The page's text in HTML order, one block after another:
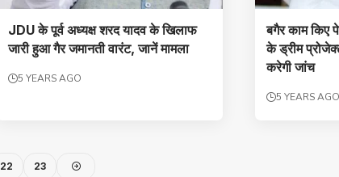
JDU के पूर्व अध्यक्ष शरद यादव के खिलाफ
जारी हुआ गैर जमानती वारंट, जानें मामला
5 YEARS AGO
बगैर काम किए
के ड्रीम
करेगी जांच
5 YEARS AGO
22 23